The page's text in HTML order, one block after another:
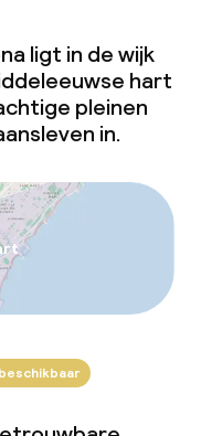
ligt in de wijk
hart
pleinen
in.